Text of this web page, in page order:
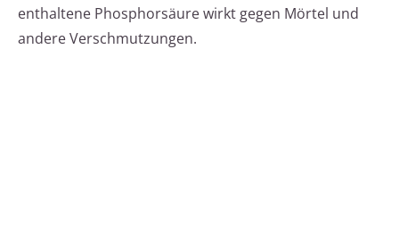
enthaltene Phosphorsäure wirkt gegen Mörtel und
andere Verschmutzungen.